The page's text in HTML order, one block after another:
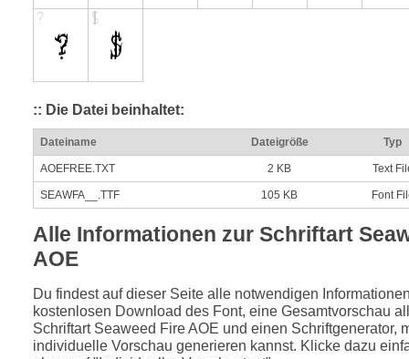
:: Die Datei beinhaltet:
Dateiname Dateigröße Typ
AOEFREE.TXT 2 KB Text
SEAWFA__.TTF 105 KB Font
Alle Informationen zur Schriftart
AOE
Du findest auf dieser Seite alle notwendigen
kostenlosen Download des Font, eine Gesamtvorschau
Schriftart Seaweed Fire AOE und einen Schriftgenerator,
individuelle Vorschau generieren kannst. Klicke dazu